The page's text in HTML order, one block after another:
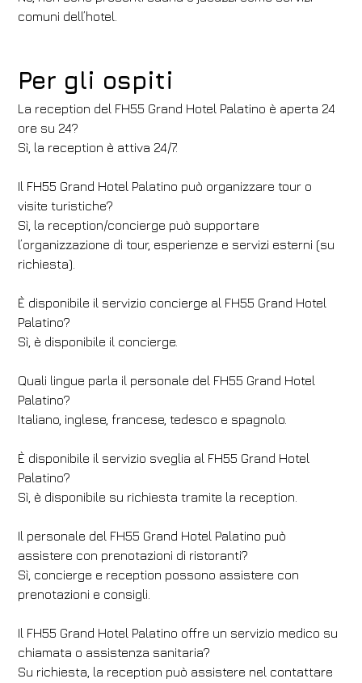
comuni dell’hotel.
Per gli ospiti
La reception del FH55 Grand Hotel Palatino è aperta 24
ore su 24?
Sì, la reception è attiva 24/7.
Il FH55 Grand Hotel Palatino può organizzare tour o
visite turistiche?
Sì, la reception/concierge può supportare
l’organizzazione di tour, esperienze e servizi esterni (su
richiesta).
È disponibile il servizio concierge al FH55 Grand Hotel
Palatino?
Sì, è disponibile il concierge.
Quali lingue parla il personale del FH55 Grand Hotel
Palatino?
Italiano, inglese, francese, tedesco e spagnolo.
È disponibile il servizio sveglia al FH55 Grand Hotel
Palatino?
Sì, è disponibile su richiesta tramite la reception.
Il personale del FH55 Grand Hotel Palatino può
assistere con prenotazioni di ristoranti?
Sì, concierge e reception possono assistere con
prenotazioni e consigli.
Il FH55 Grand Hotel Palatino offre un servizio medico su
chiamata o assistenza sanitaria?
Su richiesta, la reception può assistere nel contattare